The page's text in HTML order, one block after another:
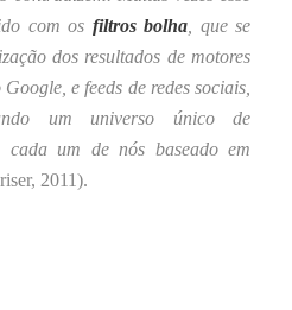
com os filtros bolha , que se
dos resultados de motores
e feeds de redes sociais,
um universo único de
cada um de nós baseado em
2011).